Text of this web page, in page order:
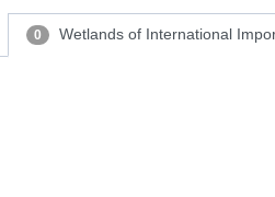
Wetlands of International
0